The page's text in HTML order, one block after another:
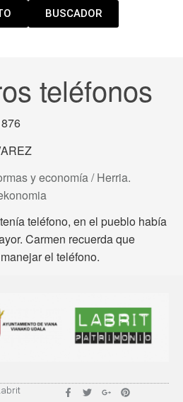
BUSCADOR
teléfonos
y economía / Herria.
teléfono, en el pueblo había
Carmen recuerda que
el teléfono.